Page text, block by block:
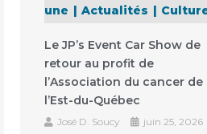
une
Actualités
Le JP’s Event Car Show de
retour au profit de
l’Association du cancer de
l’Est-du-Québec
José D. Soucy juin 25, 2026